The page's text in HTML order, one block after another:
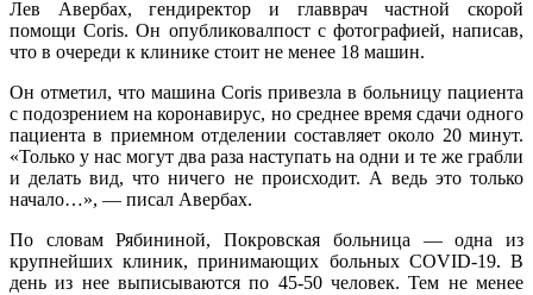
Лев Авербах, гендиректор и главврач частной скорой
помощи Coris. Он опубликовалпост с фотографией, написав,
что в очереди к клинике стоит не менее 18 машин.
Он отметил, что машина Coris привезла в больницу пациента
с подозрением на коронавирус, но среднее время сдачи одного
пациента в приемном отделении составляет около 20 минут.
«Только у нас могут два раза наступать на одни и те же грабли
и делать вид, что ничего не происходит. А ведь это только
начало…», — писал Авербах.
По словам Рябининой, Покровская больница — одна из
крупнейших клиник, принимающих больных COVID-19. В
день из нее выписываются по 45-50 человек. Тем не менее